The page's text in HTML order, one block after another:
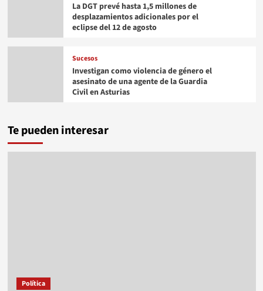
La DGT prevé hasta 1,5 millones de
desplazamientos adicionales por el
eclipse del 12 de agosto
Sucesos
Investigan como violencia de género el
asesinato de una agente de la Guardia
Civil en Asturias
Te pueden interesar
Política